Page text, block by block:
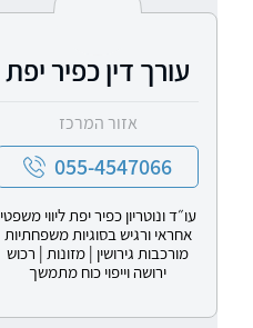
עורך דין כפיר יפת
אזור המרכז
055-4547066
עו״ד ונוטריון כפיר יפת ליווי משפטי
אחראי ורגיש בסוגיות משפחתיות
מורכבות גירושין | מזונות | רכוש
ירושה וייפוי כוח מתמשך